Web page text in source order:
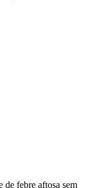
de febre aftosa sem